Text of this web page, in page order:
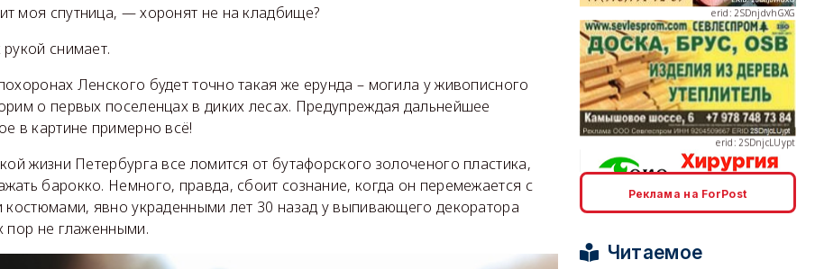
моя спутница, — хоронят не на кладбище?
снимает.
Ленского будет точно такая же ерунда – могила у живописного
о первых поселенцах в диких лесах. Предупреждая дальнейшее
в картине примерно всё!
жизни Петербурга все ломится от бутафорского золоченого пластика,
барокко. Немного, правда, сбоит сознание, когда он перемежается с
костюмами, явно украденными лет 30 назад у выпивающего декоратора
пор не глаженными.
erid: 2SDnjcLUypt
erid: 2SDnjcrDNw6
Реклама на ForPost
Читаемое